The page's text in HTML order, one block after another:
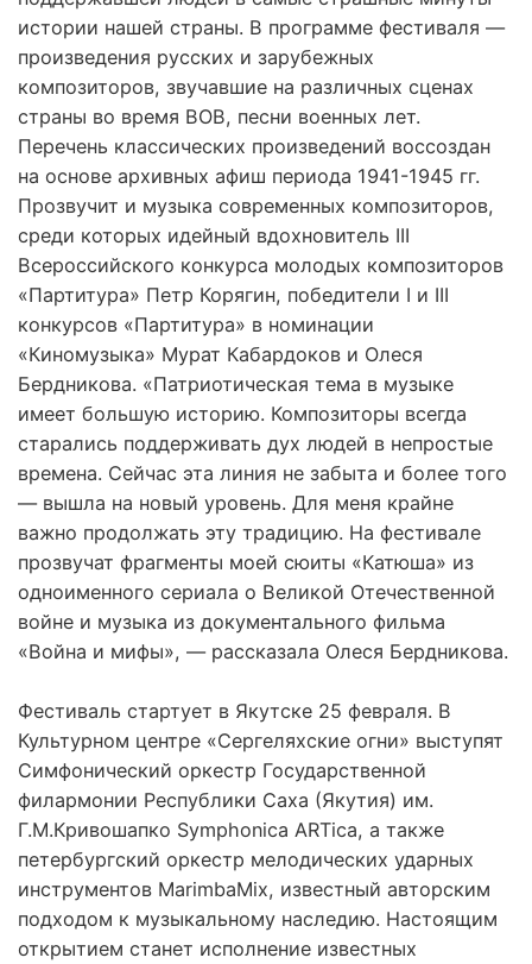
истории нашей страны. В программе фестиваля —
произведения русских и зарубежных
композиторов, звучавшие на различных сценах
страны во время ВОВ, песни военных лет.
Перечень классических произведений воссоздан
на основе архивных афиш периода 1941-1945 гг.
Прозвучит и музыка современных композиторов,
среди которых идейный вдохновитель III
Всероссийского конкурса молодых композиторов
«Партитура» Петр Корягин, победители I и III
конкурсов «Партитура» в номинации
«Киномузыка» Мурат Кабардоков и Олеся
Бердникова. «Патриотическая тема в музыке
имеет большую историю. Композиторы всегда
старались поддерживать дух людей в непростые
времена. Сейчас эта линия не забыта и более того
— вышла на новый уровень. Для меня крайне
важно продолжать эту традицию. На фестивале
прозвучат фрагменты моей сюиты «Катюша» из
одноименного сериала о Великой Отечественной
войне и музыка из документального фильма
«Война и мифы», — рассказала Олеся Бердникова.
Фестиваль стартует в Якутске 25 февраля. В
Культурном центре «Сергеляхские огни» выступят
Симфонический оркестр Государственной
филармонии Республики Саха (Якутия) им.
Г.М.Кривошапко Symphonica ARTica, а также
петербургский оркестр мелодических ударных
инструментов MarimbaMix, известный авторским
подходом к музыкальному наследию. Настоящим
открытием станет исполнение известных